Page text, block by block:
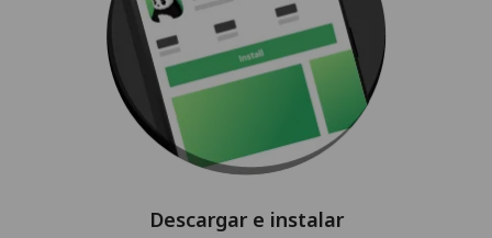
Descargar e instalar